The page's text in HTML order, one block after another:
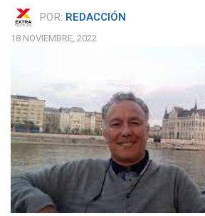
POR: REDACCIÓN
18 NOVIEMBRE, 2022